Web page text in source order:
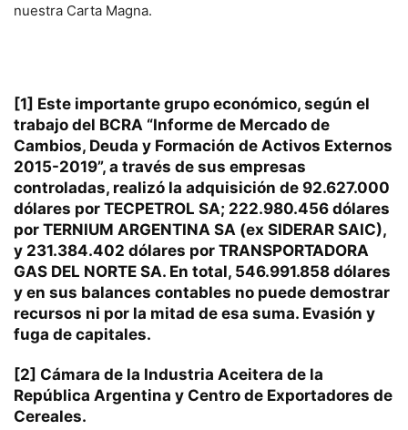
nuestra Carta Magna.
[1] Este importante grupo económico, según el
trabajo del BCRA “Informe de Mercado de
Cambios, Deuda y Formación de Activos Externos
2015-2019”, a través de sus empresas
controladas, realizó la adquisición de 92.627.000
dólares por TECPETROL SA; 222.980.456 dólares
por TERNIUM ARGENTINA SA (ex SIDERAR SAIC),
y 231.384.402 dólares por TRANSPORTADORA
GAS DEL NORTE SA. En total, 546.991.858 dólares
y en sus balances contables no puede demostrar
recursos ni por la mitad de esa suma. Evasión y
fuga de capitales.
[2] Cámara de la Industria Aceitera de la
República Argentina y Centro de Exportadores de
Cereales.